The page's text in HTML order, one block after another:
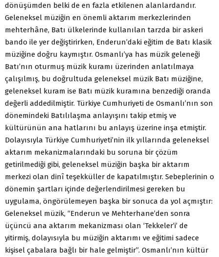
dönüşümden belki de en fazla etkilenen alanlardandır.
Geleneksel müziğin en önemli aktarım merkezlerinden
mehterhâne, Batı ülkelerinde kullanılan tarzda bir askeri
bando ile yer değiştirirken, Enderun’daki eğitim de Batı klasik
müziğine doğru kaymıştır. Osmanlı’ya has müzik geleneği
Batı’nın oturmuş müzik kuramı üzerinden anlatılmaya
çalışılmış, bu doğrultuda geleneksel müzik Batı müziğine,
geleneksel kuram ise Batı müzik kuramına benzediği oranda
değerli addedilmiştir. Türkiye Cumhuriyeti de Osmanlı’nın son
dönemindeki Batılılaşma anlayışını takip etmiş ve
kültürünün ana hatlarını bu anlayış üzerine inşa etmiştir.
Dolayısıyla Türkiye Cumhuriyeti’nin ilk yıllarında geleneksel
aktarım mekanizmalarındaki bu soruna bir çözüm
getirilmediği gibi, geleneksel müziğin başka bir aktarım
merkezi olan dinî teşekküller de kapatılmıştır. Sebeplerinin o
dönemin şartları içinde değerlendirilmesi gereken bu
uygulama, öngörülemeyen başka bir sonuca da yol açmıştır:
Geleneksel müzik, “Enderun ve Mehterhane’den sonra
üçüncü ana aktarım mekanizması olan ‘Tekkeler’i’ de
yitirmiş, dolayısıyla bu müziğin aktarımı ve eğitimi sadece
kişisel çabalara bağlı bir hale gelmiştir”. Osmanlı’nın kültür